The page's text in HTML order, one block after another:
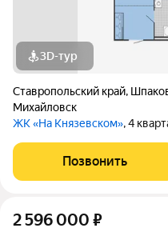
3D-тур
Ставропольский край,
Михайловск
ЖК «На Князевском», 4
Позвонить
2 596 000 ₽